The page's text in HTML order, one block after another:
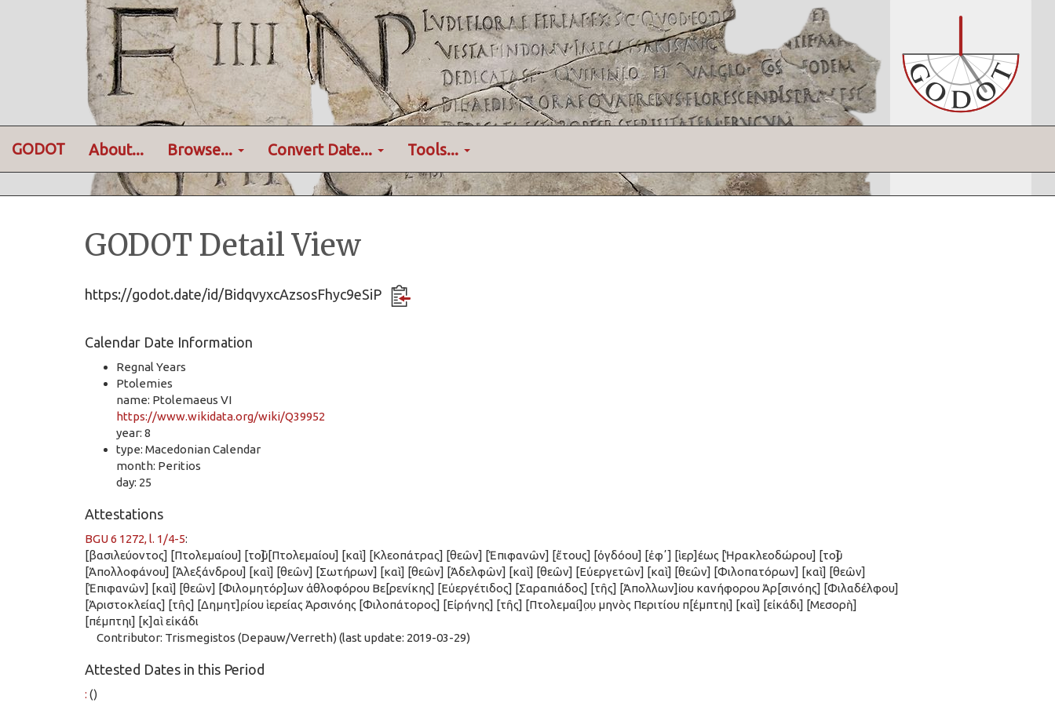
GODOT About... Browse... Convert Date... Tools...
GODOT Detail View
https://godot.date/id/BidqvyxcAzsosFhyc9eSiP
Calendar Date Information
Regnal Years
Ptolemies
name: Ptolemaeus VI
https://www.wikidata.org/wiki/Q39952
year: 8
type: Macedonian Calendar
month: Peritios
day: 25
Attestations
BGU 6 1272, l. 1/4-5:
[βασιλεύοντος] [Πτολεμαίου] [τοῦ] [Πτολεμαίου] [καὶ] [Κλεοπάτρας] [θεῶν] [Ἐπιφανῶν] [ἔτους] [ὀγδόου] [ἐφʼ] [ἱερ]έως [Ἡρακλεοδώρου] [τοῦ]
[Ἀπολλοφάνου] [Ἀλεξάνδρου] [καὶ] [θεῶν] [Σωτήρων] [καὶ] [θεῶν] [Ἀδελφῶν] [καὶ] [θεῶν] [Εὐεργετῶν] [καὶ] [θεῶν] [Φιλοπατόρων] [καὶ] [θεῶν]
[Ἐπιφανῶν] [καὶ] [θεῶν] [Φιλομητόρ]ων ἀθλοφόρου Βε[ρενίκης] [Εὐεργέτιδος] [Σαραπιάδος] [τῆς] [Ἀπολλων]ί̣ου κανήφορου Ἀρ[σινόης] [Φιλαδέλφου]
[Ἀριστοκλείας] [τῆς] [Δημητ]ρ̣ίου ἱερείας Ἀρσινόης [Φιλοπάτορος] [Εἰρήνης] [τῆς] [Πτολεμαί]ο̣υ̣ μηνὸς Περιτίου π[έμπτηι] [καὶ] [εἰκάδι] [Μεσορὴ]
[πέμπτηι] [κ]αὶ εἰκάδι
Contributor: Trismegistos (Depauw/Verreth) (last update: 2019-03-29)
Attested Dates in this Period
: ()